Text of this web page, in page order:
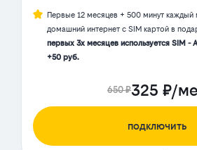
Первые 12 месяцев + 500 минут каждый
домашний интернет с SIM картой в
первых 3х месяцев используется SIM -
+50 руб.
650 ₽325 ₽/
подключить